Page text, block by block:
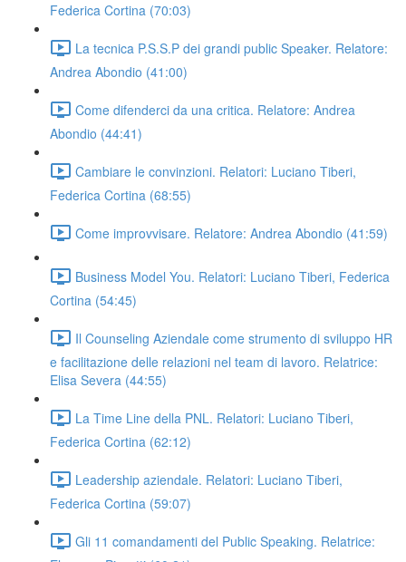
Federica Cortina (70:03)
La tecnica P.S.S.P dei grandi public Speaker. Relatore:
Andrea Abondio (41:00)
Come difenderci da una critica. Relatore: Andrea
Abondio (44:41)
Cambiare le convinzioni. Relatori: Luciano Tiberi,
Federica Cortina (68:55)
Come improvvisare. Relatore: Andrea Abondio (41:59)
Business Model You. Relatori: Luciano Tiberi, Federica
Cortina (54:45)
Il Counseling Aziendale come strumento di sviluppo HR
e facilitazione delle relazioni nel team di lavoro. Relatrice:
Elisa Severa (44:55)
La Time Line della PNL. Relatori: Luciano Tiberi,
Federica Cortina (62:12)
Leadership aziendale. Relatori: Luciano Tiberi,
Federica Cortina (59:07)
Gli 11 comandamenti del Public Speaking. Relatrice: